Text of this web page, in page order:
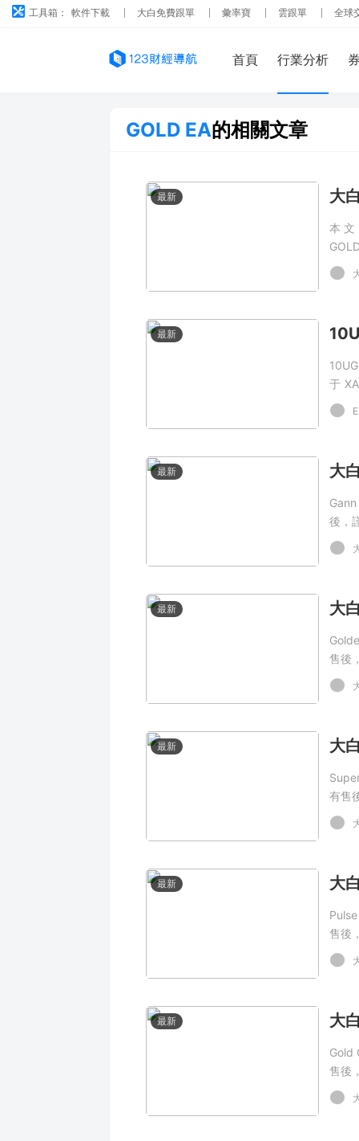
工具箱： 軟件下載 大白免費跟單 彙率寶 雲跟單 全球
首頁 行業分析
GOLD EA的相關文章
最新
本
最新
于
結
本！
最新
後，
最新
售後
最新
有售
最新
售後
最新
Gold
售後